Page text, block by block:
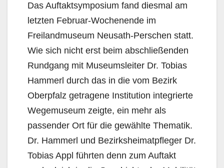
Das Auftaktsymposium fand diesmal am
letzten Februar-Wochenende im
Freilandmuseum Neusath-Perschen statt.
Wie sich nicht erst beim abschließenden
Rundgang mit Museumsleiter Dr. Tobias
Hammerl durch das in die vom Bezirk
Oberpfalz getragene Institution integrierte
Wegemuseum zeigte, ein mehr als
passender Ort für die gewählte Thematik.
Dr. Hammerl und Bezirksheimatpfleger Dr.
Tobias Appl führten denn zum Auftakt